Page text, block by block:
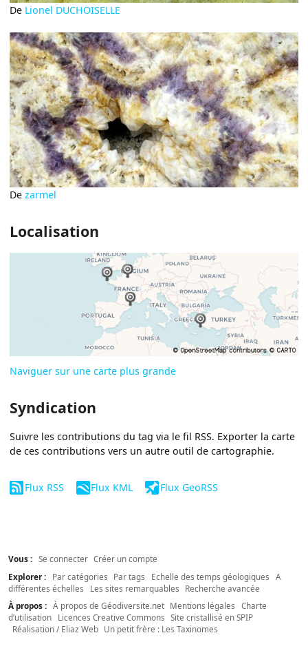
De Lionel DUCHOISELLE
Dezarmel
Localisation
Naviguer sur une carte plus grande
Syndication
Suivre les contributions du tag via le fil RSS. Exporter la carte
de ces contributions vers un autre outil de cartographie.
Flux RSS Flux KML Flux GeoRSS
Vous : Se connecter Créer un compte
Explorer :
Par catégories Par tags Echelle des temps géologiques
A
différentes échelles
Les sites remarquables
Recherche avancée
À propos : À propos de Géodiversite.net Mentions légales
Charte
d’utilisation
Licences Creative Commons Site cristallisé en SPIP
Réalisation / Eliaz Web Un petit frère : Les Taxinomes